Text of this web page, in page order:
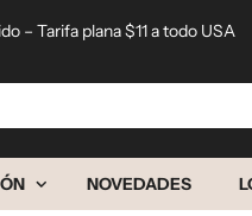
– Tarifa plana $11 a todo USA
NOVEDADES